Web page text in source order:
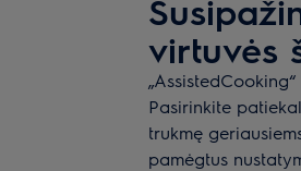
virtuvės
Pasirinkite
trukmę
pamėgtus